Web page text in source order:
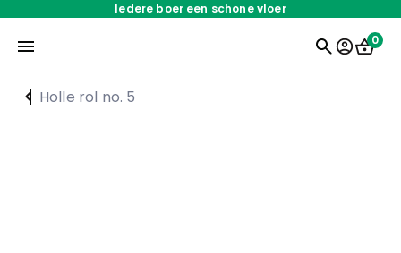
Iedere boer een schone vloer
0
Holle rol no. 5